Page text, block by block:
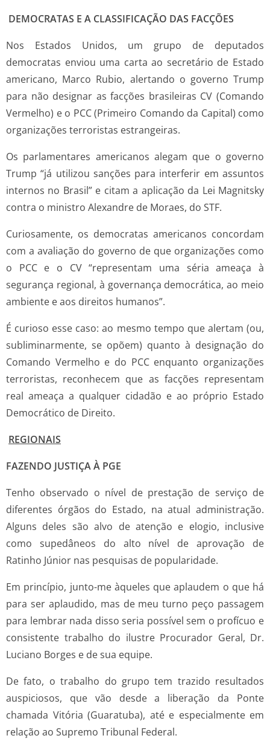
DEMOCRATAS E A CLASSIFICAÇÃO DAS FACÇÕES
Nos Estados Unidos, um grupo de deputados
democratas enviou uma carta ao secretário de Estado
americano, Marco Rubio, alertando o governo Trump
para não designar as facções brasileiras CV (Comando
Vermelho) e o PCC (Primeiro Comando da Capital) como
organizações terroristas estrangeiras.
Os parlamentares americanos alegam que o governo
Trump “já utilizou sanções para interferir em assuntos
internos no Brasil” e citam a aplicação da Lei Magnitsky
contra o ministro Alexandre de Moraes, do STF.
Curiosamente, os democratas americanos concordam
com a avaliação do governo de que organizações como
o PCC e o CV “representam uma séria ameaça à
segurança regional, à governança democrática, ao meio
ambiente e aos direitos humanos”.
É curioso esse caso: ao mesmo tempo que alertam (ou,
subliminarmente, se opõem) quanto à designação do
Comando Vermelho e do PCC enquanto organizações
terroristas, reconhecem que as facções representam
real ameaça a qualquer cidadão e ao próprio Estado
Democrático de Direito.
REGIONAIS
FAZENDO JUSTIÇA À PGE
Tenho observado o nível de prestação de serviço de
diferentes órgãos do Estado, na atual administração.
Alguns deles são alvo de atenção e elogio, inclusive
como supedâneos do alto nível de aprovação de
Ratinho Júnior nas pesquisas de popularidade.
Em princípio, junto-me àqueles que aplaudem o que há
para ser aplaudido, mas de meu turno peço passagem
para lembrar nada disso seria possível sem o profícuo e
consistente trabalho do ilustre Procurador Geral, Dr.
Luciano Borges e de sua equipe.
De fato, o trabalho do grupo tem trazido resultados
auspiciosos, que vão desde a liberação da Ponte
chamada Vitória (Guaratuba), até e especialmente em
relação ao Supremo Tribunal Federal.